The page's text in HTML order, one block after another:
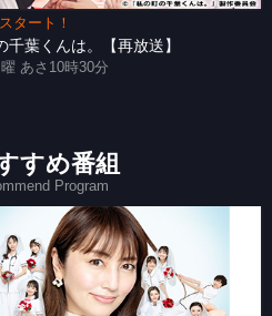
タート！
千葉くんは。【再放送】
あさ10時30分
すめ番組
Program